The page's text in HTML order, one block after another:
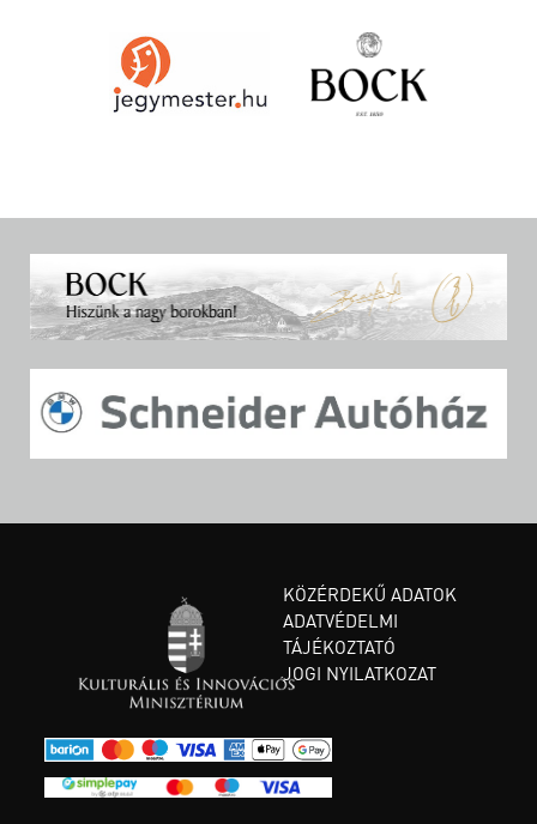
KÖZÉRDEKŰ ADATOK
ADATVÉDELMI
TÁJÉKOZTATÓ
JOGI NYILATKOZAT